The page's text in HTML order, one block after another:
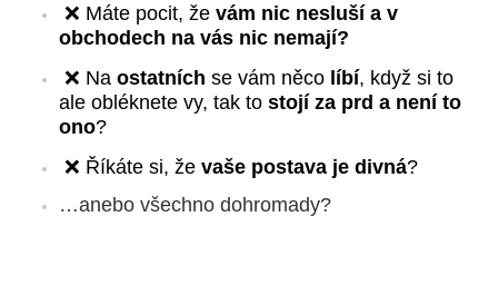
❌ Máte pocit, ževám nic nesluší a v
obchodech na vás nic nemají?
❌ Naostatních se vám něco líbí, když si to
ale obléknete vy, tak tostojí za prd a není to
ono?
❌ Říkáte si, ževaše postava je divná?
…anebo všechno dohromady?